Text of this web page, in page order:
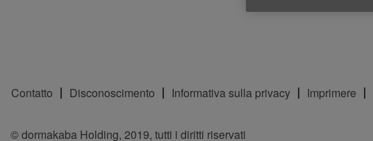
Contatto Disconoscimento Informativa sulla privacy Imprimere
© dormakaba Holding, 2019, tutti i diritti riservati